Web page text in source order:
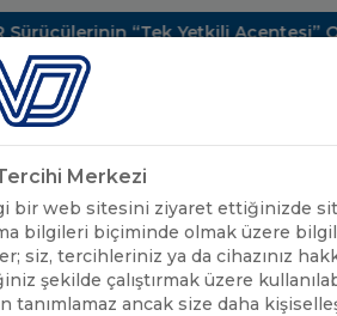
“Tek Yetkili Acentesi” Oldu!
SEKTÖREL BİLGİLER
Merkezi
bir web sitesini ziyaret ettiğinizde
bilgileri biçiminde olmak üzere
siz, tercihleriniz ya da cihazınız
şekilde çalıştırmak üzere
tanımlamaz ancak size daha